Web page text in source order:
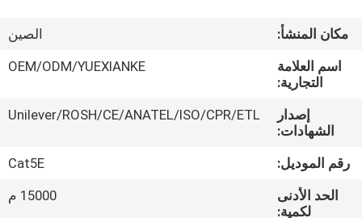
أشرطة
فيديو
معلومات
عنا
مكان المنشأ:
الصين
اسم العلامة
التجارية:
OEM/ODM/YUEXIANKE
إصدار
الشهادات:
Unilever/ROSH/CE/ANATEL/ISO/CPR/ETL
رقم الموديل:
Cat5E
الحد الأدنى
لكمية:
15000 م